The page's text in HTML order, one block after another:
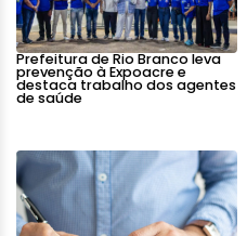
Prefeitura de Rio Branco leva
prevenção à Expoacre e
destaca trabalho dos agentes
de saúde